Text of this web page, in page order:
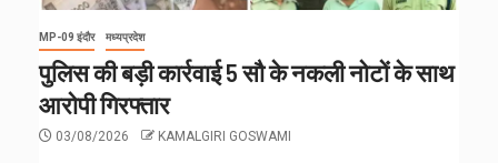
MP-09 इंदौर मध्यप्रदेश
पुलिस की बड़ी कार्रवाई 5 सौ के नकली नोटों के साथ
आरोपी गिरफ्तार
03/08/2026 KAMALGIRI GOSWAMI